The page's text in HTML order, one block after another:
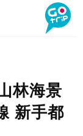
林海景
新手都